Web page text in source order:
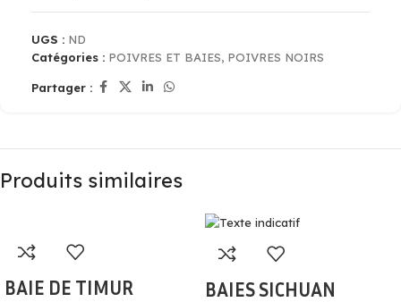
UGS : ND
Catégories : POIVRES ET BAIES, POIVRES NOIRS
Partager :
Produits similaires
BAIE DE TIMUR
BAIES SICHUAN